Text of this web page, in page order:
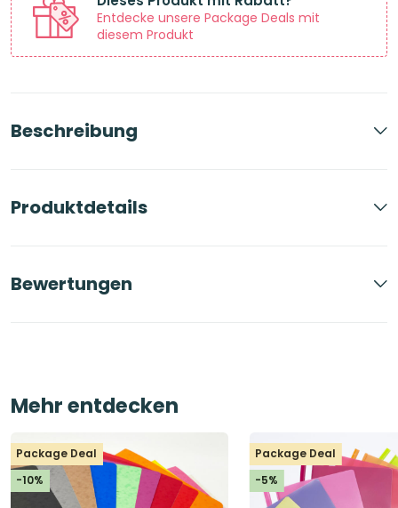
Menge
Entdecke unsere Package Deals mit
diesem Produkt
Beschreibung
Produktdetails
Bewertungen
Mehr entdecken
Package Deal
-10%
Package Deal
-5%